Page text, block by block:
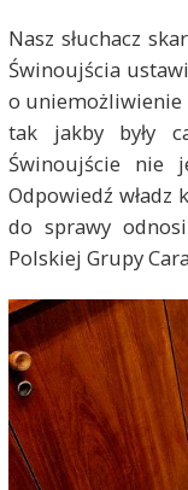
Nasz słuchacz
Świnoujścia
o uniemożliwienie
tak jakby były
Świnoujście nie
Odpowiedź
do sprawy
Polskiej Grupy